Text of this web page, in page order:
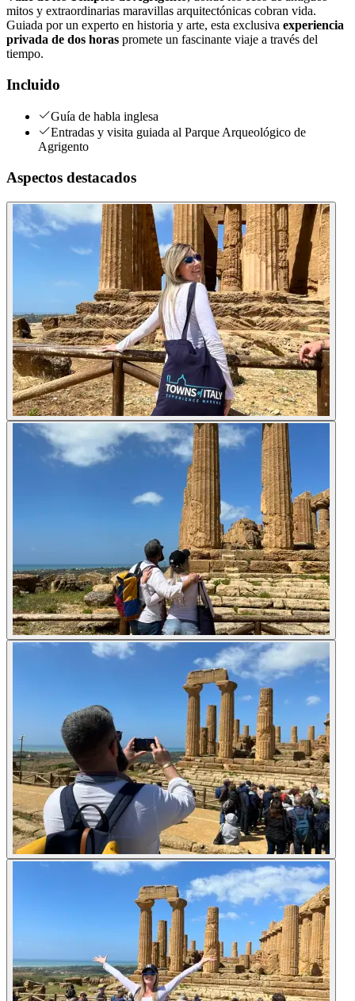
mitos y extraordinarias maravillas arquitectónicas cobran vida.
Guiada por un experto en historia y arte, esta exclusiva experiencia
privada de dos horas promete un fascinante viaje a través del
tiempo.
Incluido
Guía de habla inglesa
Entradas y visita guiada al Parque Arqueológico de
Agrigento
Aspectos destacados